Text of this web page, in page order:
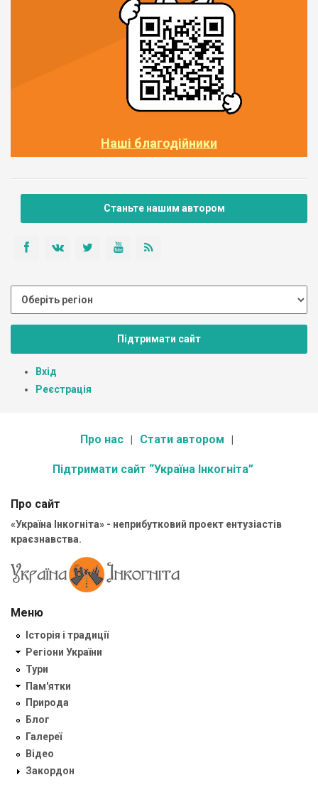
Наші благодійники
Станьте нашим автором
Підтримати сайт
Вхід
Реєстрація
Про нас Стати автором
Підтримати сайт “Україна Інкогніта”
Про сайт
«Україна Інкогніта» - неприбутковий проект ентузіастів
краєзнавства.
Меню
Історія і традиції
Регіони України
Тури
Пам'ятки
Природа
Блог
Галереї
Відео
Закордон